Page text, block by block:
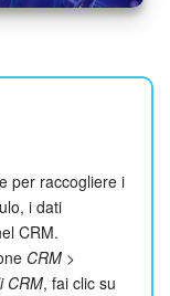
per raccogliere i
i dati
CRM.
CRM >
CRM, fai clic su